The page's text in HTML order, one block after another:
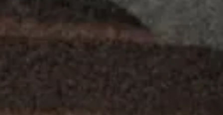
Junta-te à Equipa
ola@volatus.pt
Garnet Journey, LDA
Imersão Cultural
Premium